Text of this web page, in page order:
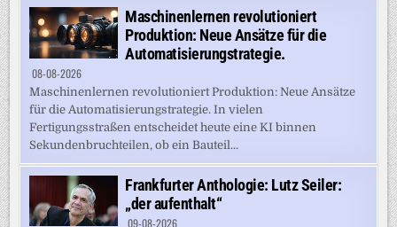
Maschinenlernen revolutioniert
Produktion: Neue Ansätze für die
Automatisierungstrategie.
08-08-2026
Maschinenlernen revolutioniert Produktion: Neue Ansätze
für die Automatisierungstrategie. In vielen
Fertigungsstraßen entscheidet heute eine KI binnen
Sekundenbruchteilen, ob ein Bauteil...
Frankfurter Anthologie: Lutz Seiler:
„der aufenthalt“
09-08-2026